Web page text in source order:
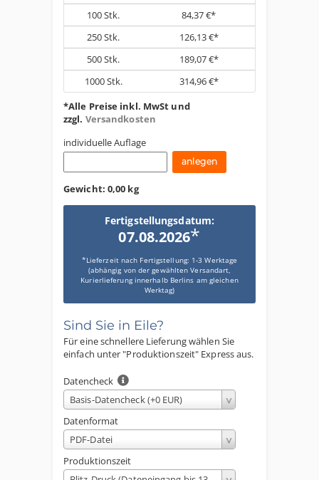
100Stk.
84,37 €*
250Stk.
126,13 €*
500Stk.
189,07 €*
1000Stk.
314,96 €*
*Alle Preise inkl. MwSt und
zzgl. Versandkosten
individuelle Auflage
Gewicht: 0,00 kg
Fertigstellungsdatum:
07.08.2026*
*Lieferzeit nach Fertigstellung: 1-3 Werktage
(abhängig von der gewählten Versandart,
Kurierlieferung innerhalb Berlins am gleichen
Werktag)
Sind Sie in Eile?
Für eine schnellere Lieferung wählen Sie
einfach unter "Produktionszeit" Express aus.
Datencheck
Basis-Datencheck (+0 EUR)
Datenformat
PDF-Datei
Produktionszeit